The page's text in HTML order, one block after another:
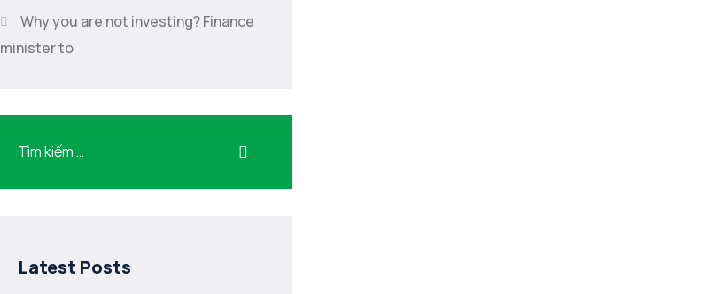
Why you are not investing? Finance
minister to
Latest Posts